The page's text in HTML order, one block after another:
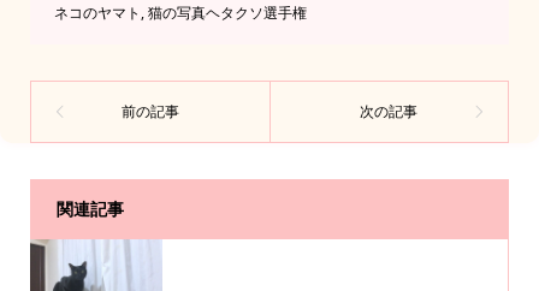
ネコのヤマト ,猫の写真ヘタクソ選手権
関連記事